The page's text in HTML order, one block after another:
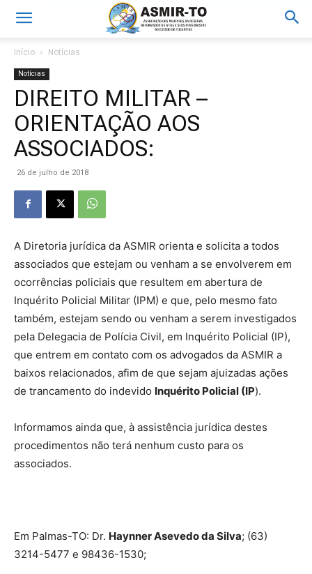
Início Notícias
Notícias
DIREITO MILITAR –
ORIENTAÇÃO AOS
ASSOCIADOS:
26 de julho de 2018
A Diretoria jurídica da ASMIR orienta e solicita a todos
associados que estejam ou venham a se envolverem em
ocorrências policiais que resultem em abertura de
Inquérito Policial Militar (IPM) e que, pelo mesmo fato
também, estejam sendo ou venham a serem investigados
pela Delegacia de Polícia Civil, em Inquérito Policial (IP),
que entrem em contato com os advogados da ASMIR a
baixos relacionados, afim de que sejam ajuizadas ações
de trancamento do indevido Inquérito Policial (IP).
Informamos ainda que, à assistência jurídica destes
procedimentos não terá nenhum custo para os
associados.
Em Palmas-TO: Dr. Haynner Asevedo da Silva; (63)
3214-5477 e 98436-1530;